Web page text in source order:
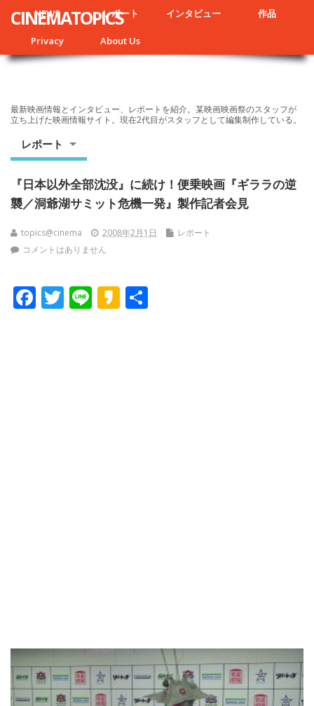
NEWS レポート インタビュー 作品
Privacy About Us
CINEMATOPICS
最新映画情報とインタビュー、レポートを紹介。某映画映画祭のスタッフが
立ち上げた映画情報サイト。現在2代目がスタッフとして編集制作している。
レポート
『日本以外全部沈没』に続け！便乗映画『ギララの逆
襲／洞爺湖サミット危機一発』製作記者会見
topics@cinema 2008年2月1日
レポート
コメントはありません
F T Li K